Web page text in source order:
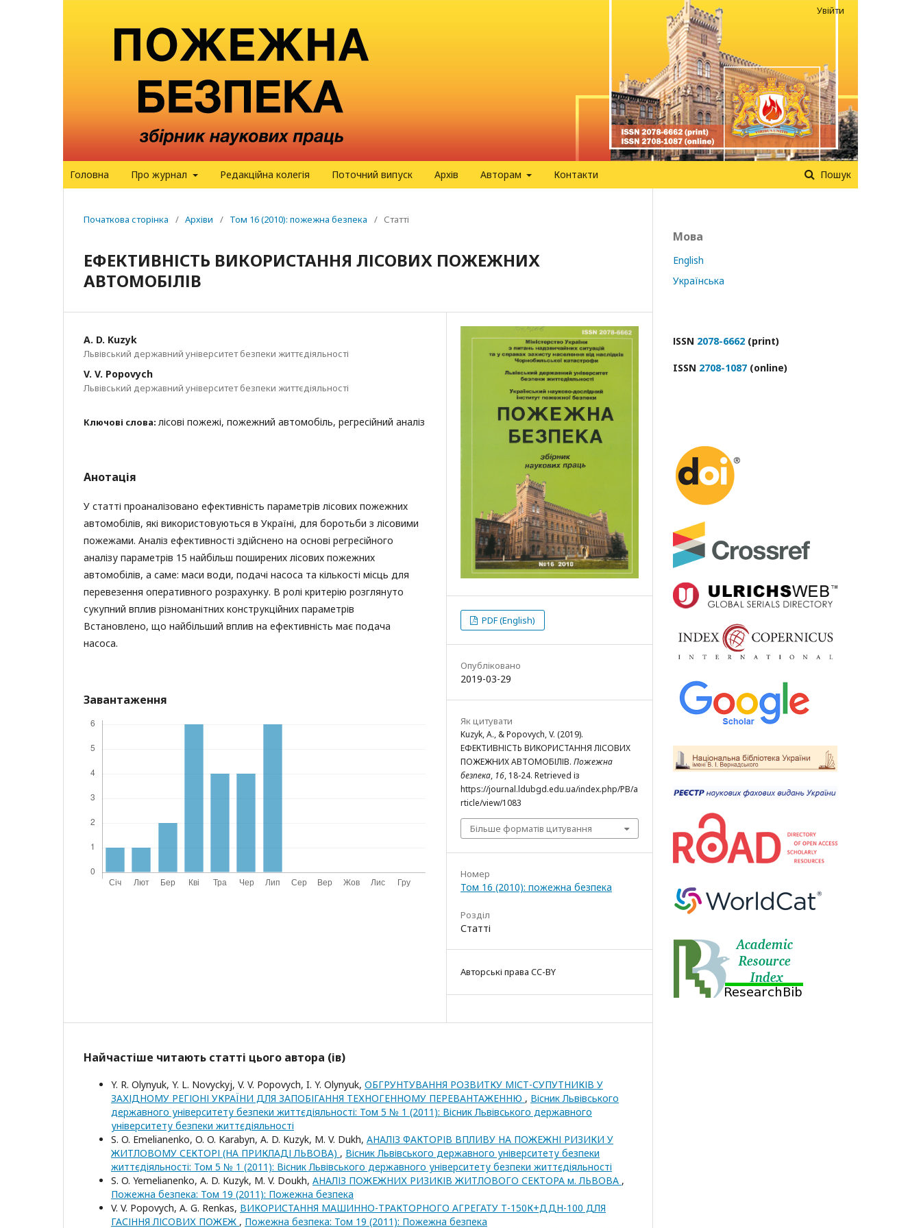
Головна Про журнал Редакційна колегія Поточний випуск Архів Авторам Контакти Пошук
Увійти
Початкова сторінка / Архіви / Том 16 (2010): пожежна безпека / Статті
ЕФЕКТИВНІСТЬ ВИКОРИСТАННЯ ЛІСОВИХ ПОЖЕЖНИХ
АВТОМОБІЛІВ
A. D. Kuzyk
Львівський державний університет безпеки життєдіяльності
V. V. Popovych
Львівський державний університет безпеки життєдіяльності
Ключові слова: лісові пожежі, пожежний автомобіль, регресійний аналіз
Анотація
У статті проаналізовано ефективність параметрів лісових пожежних
автомобілів, які використовуються в Україні, для боротьби з лісовими
пожежами. Аналіз ефективності здійснено на основі регресійного
аналізу параметрів 15 найбільш поширених лісових пожежних
автомобілів, а саме: маси води, подачі насоса та кількості місць для
перевезення оперативного розрахунку. В ролі критерію розглянуто
сукупний вплив різноманітних конструкційних параметрів
Встановлено, що найбільший вплив на ефективність має подача
насоса.
Завантаження
PDF (English)
Опубліковано
2019-03-29
Як цитувати
Kuzyk, A., & Popovych, V. (2019).
ЕФЕКТИВНІСТЬ ВИКОРИСТАННЯ ЛІСОВИХ
ПОЖЕЖНИХ АВТОМОБІЛІВ. Пожежна
безпека, 16, 18-24. Retrieved із
https://journal.ldubgd.edu.ua/index.php/PB/a
rticle/view/1083
Більше форматів цитування
Номер
Том 16 (2010): пожежна безпека
Розділ
Статті
Авторські права CC-BY
Найчастіше читають статті цього автора (ів)
Y. R. Olynyuk, Y. L. Novyckyj, V. V. Popovych, I. Y. Olynyuk, ОБГРУНТУВАННЯ РОЗВИТКУ МІСТ-СУПУТНИКІВ У
ЗАХІДНОМУ РЕГІОНІ УКРАЇНИ ДЛЯ ЗАПОБІГАННЯ ТЕХНОГЕННОМУ ПЕРЕВАНТАЖЕННЮ , Вісник Львівського
державного університету безпеки життєдіяльності: Том 5 № 1 (2011): Вісник Львівського державного
університету безпеки життєдіяльності
S. O. Emelianenko, O. O. Karabyn, A. D. Kuzyk, М. V. Dukh, АНАЛІЗ ФАКТОРІВ ВПЛИВУ НА ПОЖЕЖНІ РИЗИКИ У
ЖИТЛОВОМУ СЕКТОРІ (НА ПРИКЛАДІ ЛЬВОВА) , Вісник Львівського державного університету безпеки
життєдіяльності: Том 5 № 1 (2011): Вісник Львівського державного університету безпеки життєдіяльності
S. O. Yemelianenko, A. D. Kuzyk, M. V. Doukh, АНАЛІЗ ПОЖЕЖНИХ РИЗИКІВ ЖИТЛОВОГО СЕКТОРА м. ЛЬВОВА ,
Пожежна безпека: Том 19 (2011): Пожежна безпека
V. V. Popovych, А. G. Renkas, ВИКОРИСТАННЯ МАШИННО-ТРАКТОРНОГО АГРЕГАТУ Т-150К+ДДН-100 ДЛЯ
ГАСІННЯ ЛІСОВИХ ПОЖЕЖ , Пожежна безпека: Том 19 (2011): Пожежна безпека
Мова
English
Українська
ІSSN 2078-6662 (print)
ISSN 2708-1087 (online)